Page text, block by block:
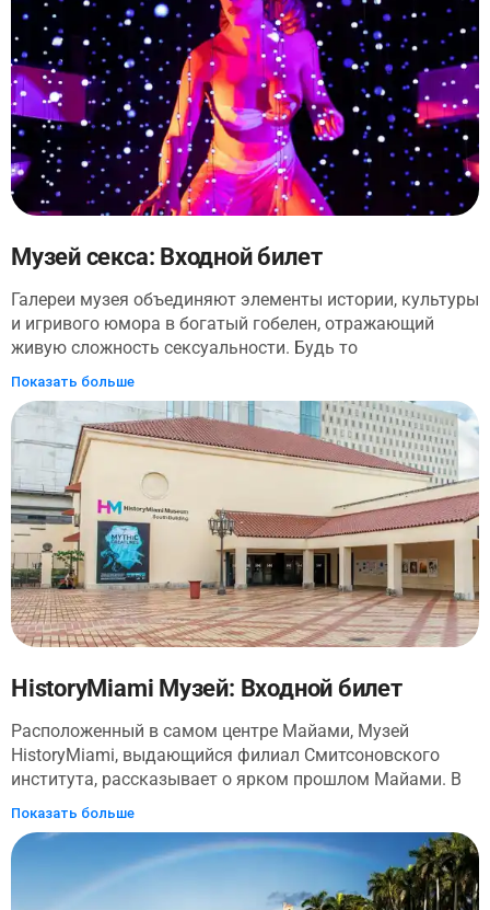
искусство в повседневную жизнь и меняет то, как люди
взаимодействуют со своим окружением. Wynwood Walls
- ключевое место на разнообразной художественной
сцене Майами. Он предлагает постоянно меняющиеся
визуальные экспонаты, которые отражают творчество
и культуру района. Войдя в галерею под открытым
небом музея, не забудьте изучить его различные стили
и потратить некоторое время на понимание его тем.
Входные билеты включают доступ к 38+ фрескам, 7
Музей секса: Входной билет
Галереи музея объединяют элементы истории, культуры
и игривого юмора в богатый гобелен, отражающий
живую сложность сексуальности. Будь то
романтическое свидание, вечер девушек или столь
необходимый кусочек времени «я», Музей секса
обещает уникальные, незабываемые впечатления. Это
начало разговора и свидетельство одного из самых
интригующих аспектов человеческого существования.
Показать больше
HistoryMiami Музей: Входной билет
Расположенный в самом центре Майами, Музей
HistoryMiami, выдающийся филиал Смитсоновского
института, рассказывает о ярком прошлом Майами. В
нем блестяще сочетаются выставки, художественные
проекты, экскурсии по городу и образовательные
мероприятия, что позволяет нарисовать яркую картину
истории Майами, не оставляя никого равнодушным к
очарованию города. Коллекции музея, являющегося
Показать больше